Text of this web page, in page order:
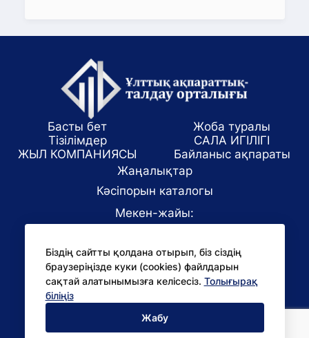
Біздің сайтты қолдана отырып, біз сіздің
браузеріңізде куки (cookies) файлдарын
сақтай алатынымызға келісесіз. Толығырақ
біліңіз
Жабу
Басты бет
Жоба туралы
Тізілімдер
САЛА ИГІЛІГІ
ЖЫЛ КОМПАНИЯСЫ
Байланыс ақпараты
Жаңалықтар
Кәсіпорын каталогы
Мекен-жайы:
E-mail:
office@niac.kz
pr@niac.kz